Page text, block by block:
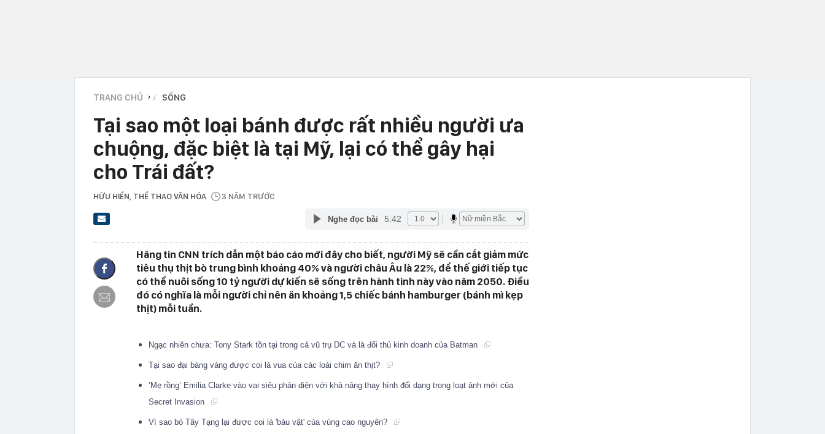
TRANG CHỦ › SỐNG
Tại sao một loại bánh được rất nhiều người ưa
chuộng, đặc biệt là tại Mỹ, lại có thể gây hại
cho Trái đất?
HỮU HIỂN , THỂ THAO VĂN HÓA 3 NĂM TRƯỚC
Nghe đọc bài 5:42
Hãng tin CNN trích dẫn một báo cáo mới đây cho biết, người Mỹ sẽ cần cắt giảm mức
tiêu thụ thịt bò trung bình khoảng 40% và người châu Âu là 22%, để thế giới tiếp tục
có thể nuôi sống 10 tỷ người dự kiến sẽ sống trên hành tinh này vào năm 2050. Điều
đó có nghĩa là mỗi người chỉ nên ăn khoảng 1,5 chiếc bánh hamburger (bánh mì kẹp
thịt) mỗi tuần.
Ngạc nhiên chưa: Tony Stark tồn tại trong cả vũ trụ DC và là đối thủ kinh doanh của Batman
Tại sao đại bàng vàng được coi là vua của các loài chim ăn thịt?
‘Mẹ rồng’ Emilia Clarke vào vai siêu phản diện với khả năng thay hình đổi dạng trong loạt ảnh mới của
Secret Invasion
Vì sao bò Tây Tạng lại được coi là 'báu vật' của vùng cao nguyên?